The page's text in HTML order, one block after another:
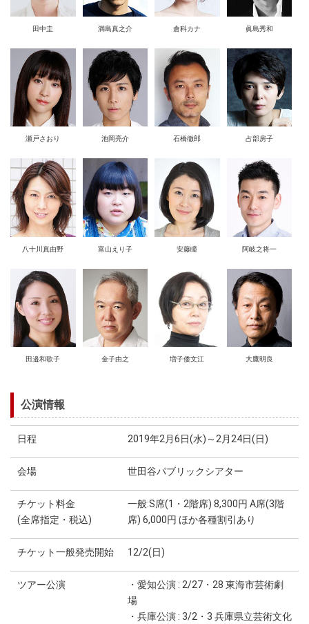
田中圭 満島真之介 倉科カナ 眞島秀和
瀬戸さおり 池岡亮介 石橋徹郎 占部房子
八十川真由野 富山えり子 安藤瞳 阿岐之将一
田邉和歌子 金子由之 増子倭文江 大鷹明良
公演情報
日程 2019年2月6日(水)～2月24日(日)
会場 世田谷パブリックシアター
チケット料金
(全席指定・税込)
一般:S席(1・2階席) 8,300円 A席(3階
席) 6,000円 ほか各種割引あり
チケット一般発売開始 12/2(日)
ツアー公演
・愛知公演 : 2/27・28 東海市芸術劇
場
・兵庫公演 : 3/2・3 兵庫県立芸術文化